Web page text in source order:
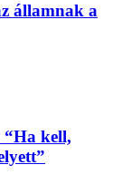
államnak a
kell,